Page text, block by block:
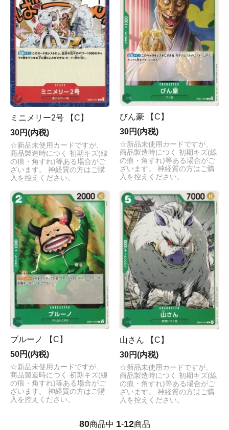
ミニメリー2号 【C】
30円(内税)
☆新品未使用カードですが、
商品製造時につく 初期キズ(線
の痕・角すれ)等ある場合がご
ざいます。 神経質の方はご購
入を控えください。
びん豪 【C】
30円(内税)
☆新品未使用カードですが、
商品製造時につく 初期キズ(線
の痕・角すれ)等ある場合がご
ざいます。 神経質の方はご購
入を控えください。
ブルーノ 【C】
50円(内税)
☆新品未使用カードですが、
商品製造時につく 初期キズ(線
の痕・角すれ)等ある場合がご
ざいます。 神経質の方はご購
入を控えください。
山さん 【C】
30円(内税)
☆新品未使用カードですが、
商品製造時につく 初期キズ(線
の痕・角すれ)等ある場合がご
ざいます。 神経質の方はご購
入を控えください。
80商品中 1-12商品